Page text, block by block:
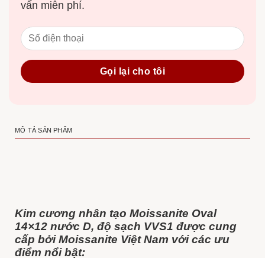
vấn miễn phí.
MÔ TẢ SẢN PHẨM
Kim cương nhân tạo Moissanite Oval
14×12 nước D, độ sạch VVS1 được cung
cấp bởi Moissanite Việt Nam với các ưu
điểm nổi bật: